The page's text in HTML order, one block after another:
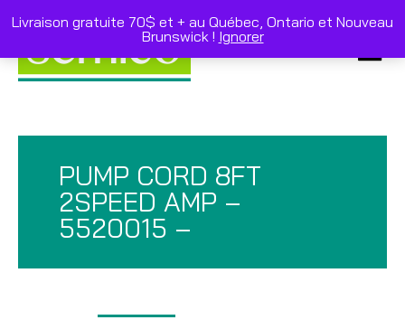
to
PUMP CORD 8FT
2SPEED AMP –
5520015 –
Livraison gratuite 70$ et + au Québec, Ontario et Nouveau
Brunswick ! Ignorer